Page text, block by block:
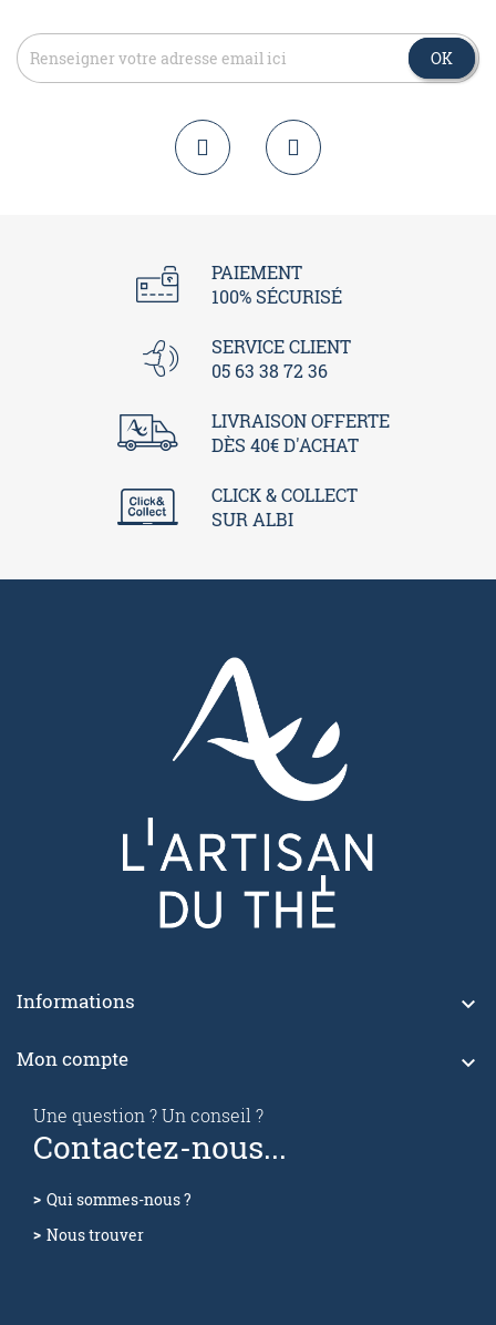
OK
OK
PAIEMENT
100% SÉCURISÉ
SERVICE CLIENT
05 63 38 72 36
LIVRAISON OFFERTE
DÈS 40€ D'ACHAT
CLICK & COLLECT
SUR ALBI
Informations 
Mon compte 
Une question ? Un conseil ?
Contactez-nous...
Qui sommes-nous ?
Nous trouver